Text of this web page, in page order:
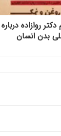
ربیع الاول، ماه
مبارک باد
حسینی تسلیت باد
روازاده
بدن انسان